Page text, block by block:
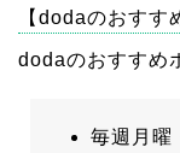
【dodaのおすす
dodaのおすすめ
毎週月曜